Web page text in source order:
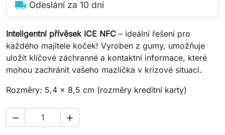
local_shipping Odeslání za 10 dní
Inteligentní přívěsek ICE NFC – ideální řešení pro
každého majitele koček! Vyroben z gumy, umožňuje
uložit klíčové záchranné a kontaktní informace, které
mohou zachránit vašeho mazlíčka v krizové situaci.
Rozměry: 5,4 x 8,5 cm (rozměry kreditní karty)
 